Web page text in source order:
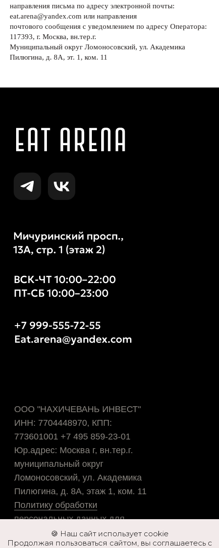
направления письма по адресу электронной почты:
eat.arena@yandex.com или направления
почтового сообщения с уведомлением по адресу Оператора:
117393, г. Москва, вн.тер.г.
Муниципальный округ Ломоносовский, ул. Академика
Пилюгина, д. 8А, эт. 1, ком. 11
Пилюгина, д. 8А, этаж 1, ком. 11
Политику обработки
персональных данных для
Согласие на обработку
персональных данных
Правила для посещения
фудхолла «ИТ АРЕНА»
+7 999-555-72-55
Eat.arena@yandex.com
🍪 Наш сайт использует cookie
Продолжая пользоваться сайтом, вы соглашаетесь с